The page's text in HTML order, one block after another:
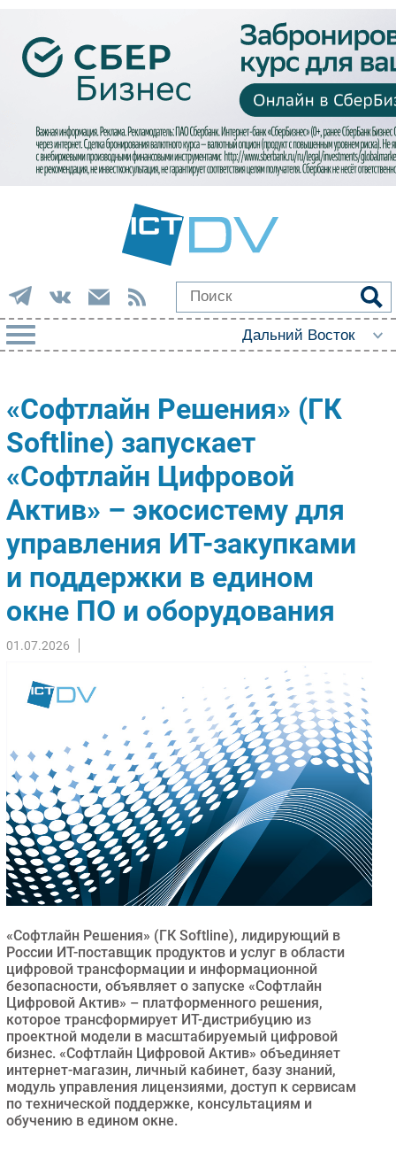
Импорто­замещение
Автоматизация Промышленности
Интернет
Мобильная связь
Фиксированная связь
Интеграция
Рынок ПК
Маркетинг
Торговые сети
Оборудование
Outsourcing
Регулирование
Финансы
Web
Безопасность
Инновации
CIO/Управление ИТ
Гаджеты
РАЗДЕЛЫ
Новости
Аналитика
Интервью
Мероприятия
Проекты
IT класс
«Софтлайн Решения» (ГК
Softline) запускает
«Софтлайн Цифровой
Актив» – экосистему для
управления ИТ-закупками
и поддержки в едином
окне ПО и оборудования
01.07.2026
«Софтлайн Решения» (ГК Softline), лидирующий в
России ИТ-поставщик продуктов и услуг в области
цифровой трансформации и информационной
безопасности, объявляет о запуске «Софтлайн
Цифровой Актив» – платформенного решения,
которое трансформирует ИТ-дистрибуцию из
проектной модели в масштабируемый цифровой
бизнес. «Софтлайн Цифровой Актив» объединяет
интернет-магазин, личный кабинет, базу знаний,
модуль управления лицензиями, доступ к сервисам
по технической поддержке, консультациям и
обучению в едином окне.